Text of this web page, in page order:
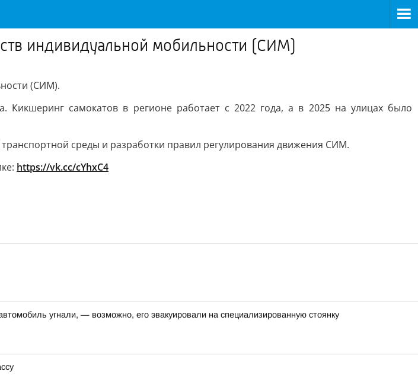
индивидуальной мобильности (СИМ)
(СИМ).
Кикшеринг самокатов в регионе работает с 2022 года, а в 2025 на улицах было
среды и разработки правил регулирования движения СИМ.
https://vk.cc/cYhxC4
угнали, — возможно, его эвакуировали на специализированную стоянку